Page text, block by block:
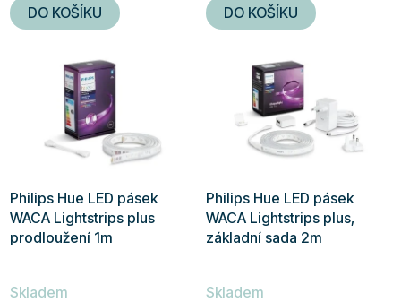
DO KOŠÍKU DO KOŠÍKU
Philips Hue LED pásek
WACA Lightstrips plus
prodloužení 1m
Skladem
Philips Hue LED pásek
WACA Lightstrips plus,
základní sada 2m
Skladem